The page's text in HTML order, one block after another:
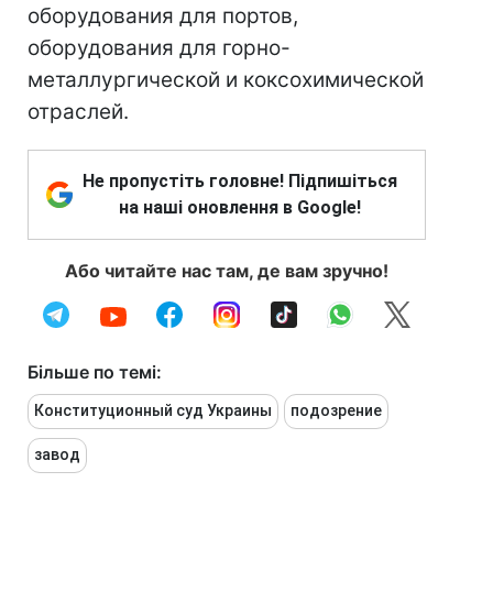
оборудования для портов,
оборудования для горно-
металлургической и коксохимической
отраслей.
Не пропустіть головне! Підпишіться
на наші оновлення в Google!
Або читайте нас там, де вам зручно!
Більше по темі:
Конституционный суд Украины подозрение
завод